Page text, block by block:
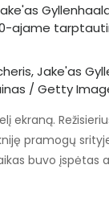
Jake'as
/ Getty
ekraną.
pramogų
buvo įspėtas